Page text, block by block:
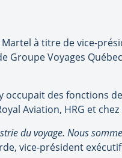
à titre de vice-
Groupe Voyages
occupait des fonctions
Aviation, HRG et chez
du voyage. Nous
vice-président